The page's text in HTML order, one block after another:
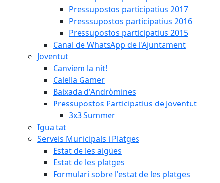
Pressupostos participatius 2017
Presssupostos participatius 2016
Pressupostos participatius 2015
Canal de WhatsApp de l'Ajuntament
Joventut
Canviem la nit!
Calella Gamer
Baixada d'Andròmines
Pressupostos Participatius de Joventut
3x3 Summer
Igualtat
Serveis Municipals i Platges
Estat de les aigües
Estat de les platges
Formulari sobre l'estat de les platges